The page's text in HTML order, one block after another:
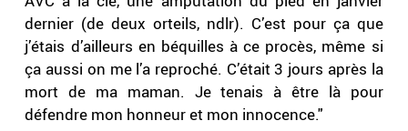
dernier (de deux orteils, ndlr). C’est pour ça que
j’étais d’ailleurs en béquilles à ce procès, même si
ça aussi on me l’a reproché. C’était 3 jours après la
mort de ma maman. Je tenais à être là pour
défendre mon honneur et mon innocence."